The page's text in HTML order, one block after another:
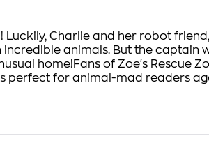
Charlie and her robot
animals. But the captain
home!Fans of Zoe's Rescue
perfect for animal-mad readers